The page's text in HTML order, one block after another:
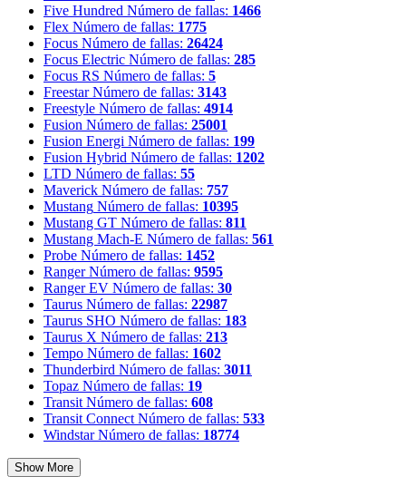
Five Hundred Número de fallas: 1466
Flex Número de fallas: 1775
Focus Número de fallas: 26424
Focus Electric Número de fallas: 285
Focus RS Número de fallas: 5
Freestar Número de fallas: 3143
Freestyle Número de fallas: 4914
Fusion Número de fallas: 25001
Fusion Energi Número de fallas: 199
Fusion Hybrid Número de fallas: 1202
LTD Número de fallas: 55
Maverick Número de fallas: 757
Mustang Número de fallas: 10395
Mustang GT Número de fallas: 811
Mustang Mach-E Número de fallas: 561
Probe Número de fallas: 1452
Ranger Número de fallas: 9595
Ranger EV Número de fallas: 30
Taurus Número de fallas: 22987
Taurus SHO Número de fallas: 183
Taurus X Número de fallas: 213
Tempo Número de fallas: 1602
Thunderbird Número de fallas: 3011
Topaz Número de fallas: 19
Transit Número de fallas: 608
Transit Connect Número de fallas: 533
Windstar Número de fallas: 18774
Show More